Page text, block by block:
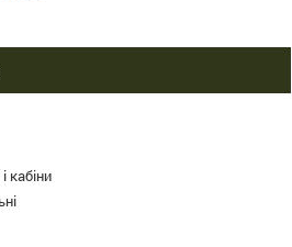
кабіни